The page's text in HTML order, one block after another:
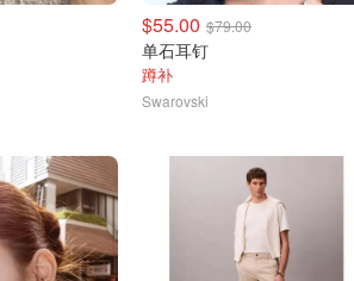
$55.00 $79.00
单石耳钉
蹲补
Swarovski